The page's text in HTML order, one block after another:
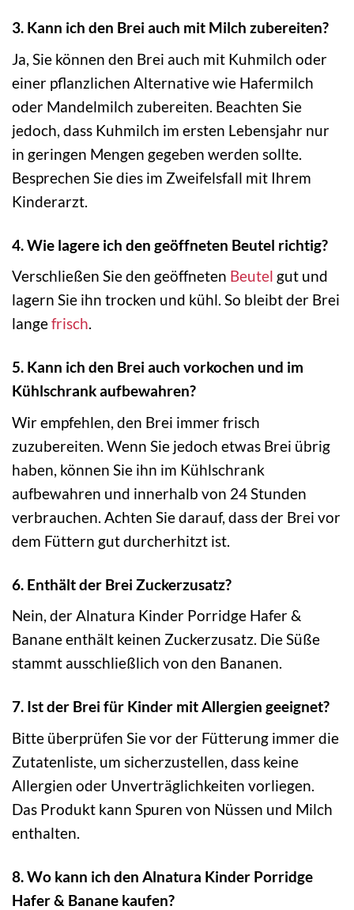
3. Kann ich den Brei auch mit Milch zubereiten?
Ja, Sie können den Brei auch mit Kuhmilch oder
einer pflanzlichen Alternative wie Hafermilch
oder Mandelmilch zubereiten. Beachten Sie
jedoch, dass Kuhmilch im ersten Lebensjahr nur
in geringen Mengen gegeben werden sollte.
Besprechen Sie dies im Zweifelsfall mit Ihrem
Kinderarzt.
4. Wie lagere ich den geöffneten Beutel richtig?
Verschließen Sie den geöffneten Beutel gut und
lagern Sie ihn trocken und kühl. So bleibt der Brei
langefrisch.
5. Kann ich den Brei auch vorkochen und im
Kühlschrank aufbewahren?
Wir empfehlen, den Brei immer frisch
zuzubereiten. Wenn Sie jedoch etwas Brei übrig
haben, können Sie ihn im Kühlschrank
aufbewahren und innerhalb von 24 Stunden
verbrauchen. Achten Sie darauf, dass der Brei vor
dem Füttern gut durcherhitzt ist.
6. Enthält der Brei Zuckerzusatz?
Nein, der Alnatura Kinder Porridge Hafer &
Banane enthält keinen Zuckerzusatz. Die Süße
stammt ausschließlich von den Bananen.
7. Ist der Brei für Kinder mit Allergien geeignet?
Bitte überprüfen Sie vor der Fütterung immer die
Zutatenliste, um sicherzustellen, dass keine
Allergien oder Unverträglichkeiten vorliegen.
Das Produkt kann Spuren von Nüssen und Milch
enthalten.
8. Wo kann ich den Alnatura Kinder Porridge
Hafer & Banane kaufen?